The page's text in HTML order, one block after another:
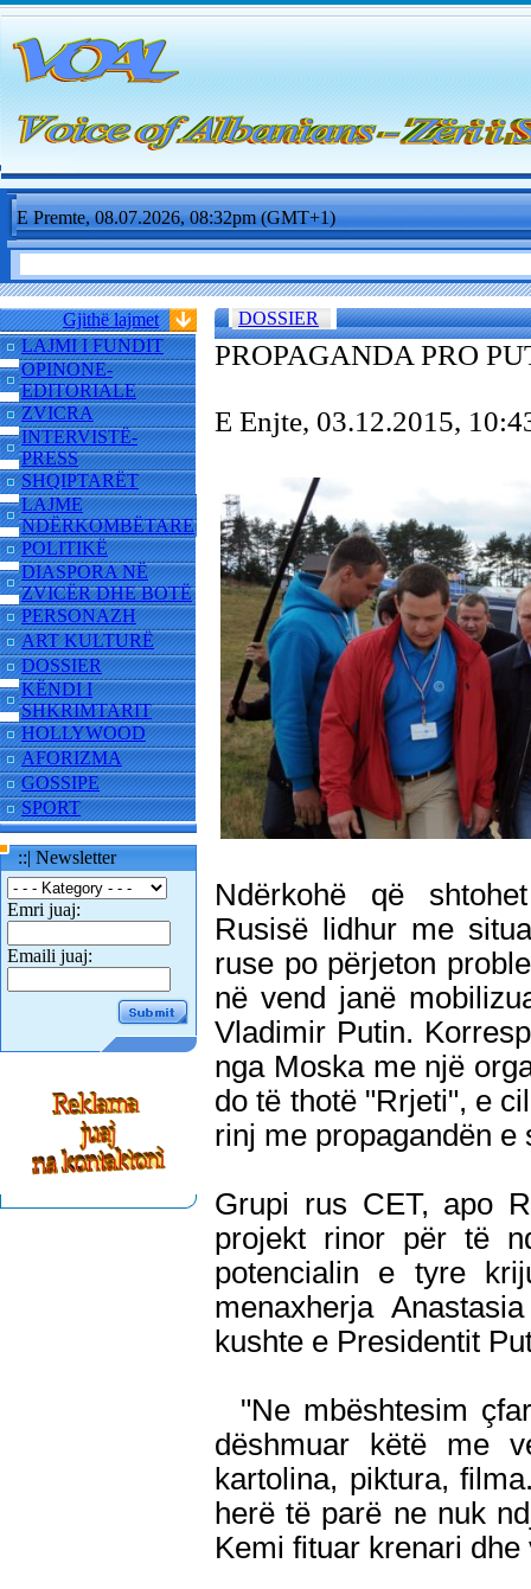
E Premte, 08.07.2026, 08:32pm (GMT+1)
Gjithë lajmet
LAJMI I FUNDIT
OPINONE-
EDITORIALE
ZVICRA
INTERVISTË-
PRESS
SHQIPTARËT
LAJME
NDËRKOMBËTARE
POLITIKË
DIASPORA NË
ZVICËR DHE BOTË
PERSONAZH
ART KULTURË
DOSSIER
KËNDI I
SHKRIMTARIT
HOLLYWOOD
AFORIZMA
GOSSIPE
SPORT
::| Newsletter
Emri juaj:
Emaili juaj:
DOSSIER
PROPAGANDA PRO
E Enjte, 03.12.2015,
Ndërkohë që
Rusisë lidhur me
ruse po përjeton
në vend janë
Vladimir Putin.
nga Moska me një
do të thotë "Rrjeti", e
rinj me propagandën e
Grupi rus CET, apo
projekt rinor për të
potencialin e tyre
menaxherja
kushte e Presidentit
"Ne mbështesim
dëshmuar këtë me
kartolina, piktura,
herë të parë ne nuk
Kemi fituar krenari dhe